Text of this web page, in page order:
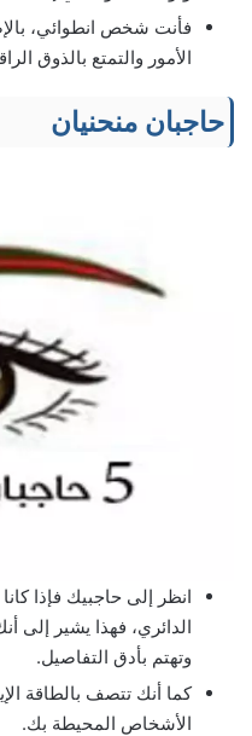
فأنت شخص انطوائي،
الأمور والتمتع بالذوق
حاجبان منحنيان
انظر إلى حاجبيك فإذا
الدائري، فهذا يشير
وتهتم بأدق التفاصيل.
كما أنك تتصف بالطاقة
الأشخاص المحيطة بك.